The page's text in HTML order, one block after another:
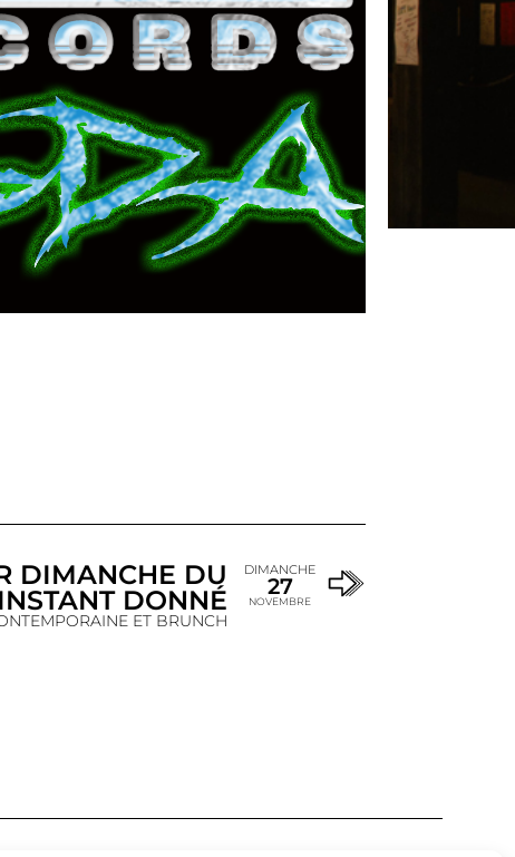
DIMANCHE DU
DONNÉ
ET BRUNCH
DIMANCHE
27
NOVEMBRE